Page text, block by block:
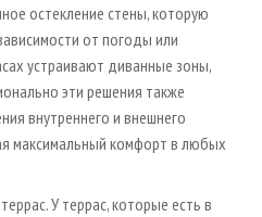
остекление стены, которую
от погоды или
устраивают диванные зоны,
эти решения также
внутреннего и внешнего
максимальный комфорт в любых
У террас, которые есть в